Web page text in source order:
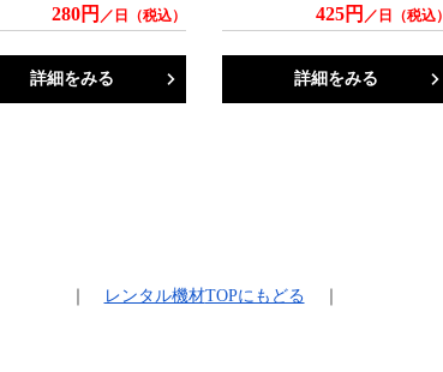
280円 ／日（税込）
詳細をみる
425円 ／日（税込）
詳細をみる
レンタル機材TOPにもどる